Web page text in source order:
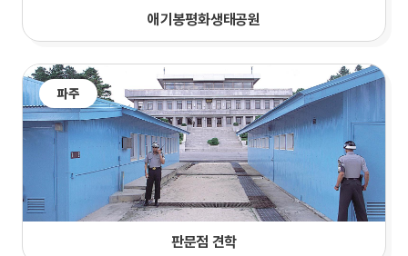
애기봉평화생태공원
파주
판문점 견학